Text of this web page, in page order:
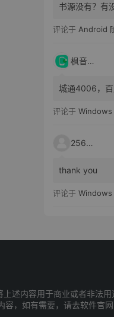
书源没有？有
评论于 Android
枫音应用
城通4006，
评论于 Windows
25651
thank you
评论于 Windows MTK
述内容用于商业或者非法
，如有需要，请去软件官网